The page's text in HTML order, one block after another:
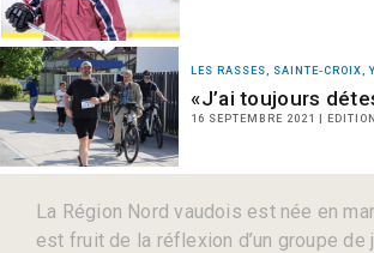
LES RASSES, SAINTE-CROIX,
«J’ai toujours
16 SEPTEMBRE 2021 |
La Région Nord vaudois est née en
est fruit de la réflexion d’un groupe de